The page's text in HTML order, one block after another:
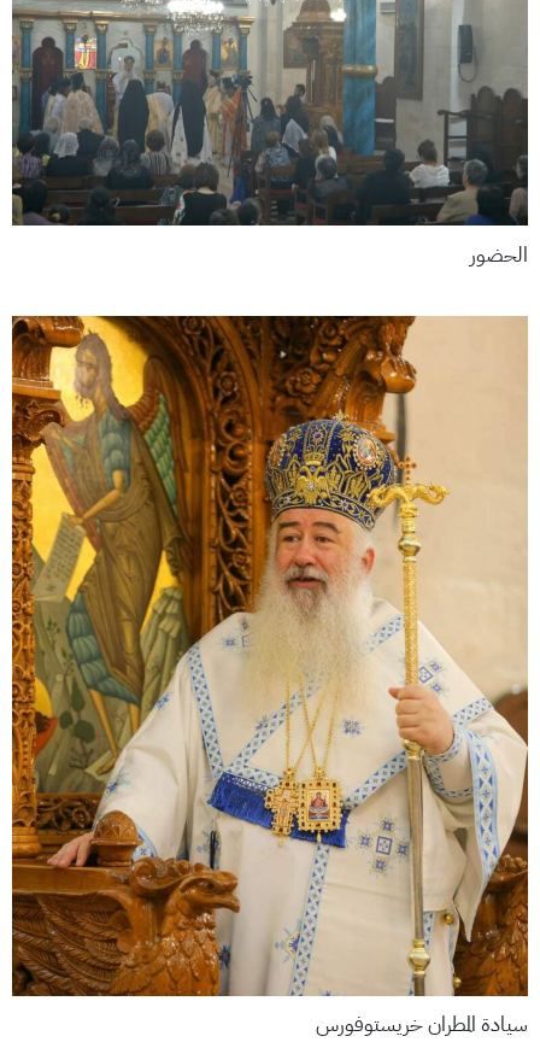
الحضور
سيادة المطران خريستوفورس